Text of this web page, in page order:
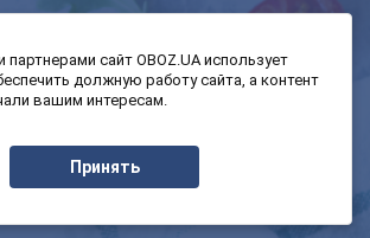
Авто
Экономика
сайт OBOZ.UA использует
должную работу сайта, а контент
вашим интересам.
Принять